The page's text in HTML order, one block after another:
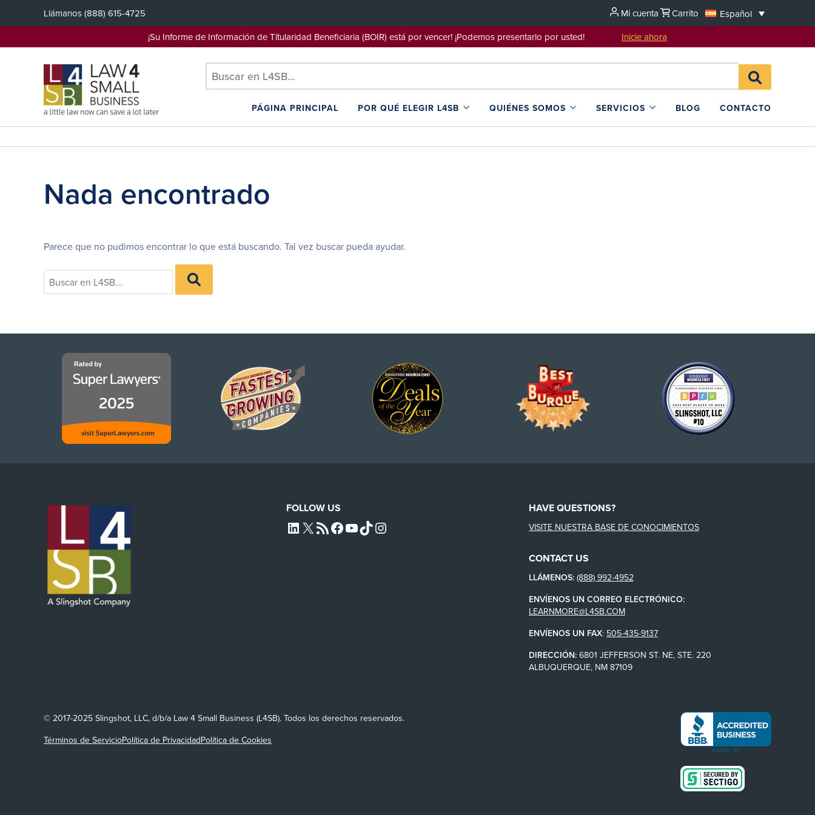
Llámanos(888) 615-4725 Mi cuenta Carrito
Español
¡Su Informe de Información de Titularidad Beneficiaria (BOIR) está por vencer! ¡Podemos presentarlo por usted! Inicie ahora
Search
for:BUSCAR
EN
PÁGINA PRINCIPAL POR QUÉ ELEGIR L4SB QUIÉNES SOMOS SERVICIOS BLOG CONTACTO
Nada encontrado
Parece que no pudimos encontrar lo que está buscando. Tal vez buscar pueda ayudar.
Search
for:
BUSCAR
EN
L4SB
FOLLOW US
L4SB LINKEDIN
X L4SB RSS FEEDL4SB FACEBOOK
L4SB YOUTUBE
TIKTOKINSTAGRAM
HAVE QUESTIONS?
VISITE NUESTRA BASE DE CONOCIMIENTOS
CONTACT US
LLÁMENOS: (888) 992-4952
ENVÍENOS UN CORREO ELECTRÓNICO:
LEARNMORE@L4SB.COM
ENVÍENOS UN FAX: 505-435-9137
DIRECCIÓN: 6801 JEFFERSON ST. NE, STE. 220
ALBUQUERQUE, NM 87109
© 2017-2025 Slingshot, LLC, d/b/a Law 4 Small Business (L4SB). Todos los derechos reservados.
Términos de ServicioPolítica de PrivacidadPolítica de Cookies